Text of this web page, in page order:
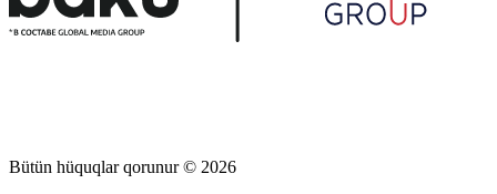
Bütün hüquqlar qorunur © 2026